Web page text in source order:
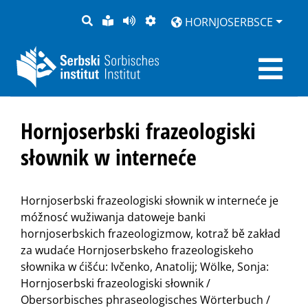
PYTANJE
LOCHKA
RĚČ
STRONU
PŘEDČITAĆ
ZWOBRAZNJENJE
HORNJOSERBSCE
Hornjoserbski frazeologiski
słownik w interneće
Hornjoserbski frazeologiski słownik w interneće je
móžnosć wužiwanja datoweje banki
hornjoserbskich frazeologizmow, kotraž bě zakład
za wudaće Hornjoserbskeho frazeologiskeho
słownika w ćišću: Ivčenko, Anatolij; Wölke, Sonja:
Hornjoserbski frazeologiski słownik /
Obersorbisches phraseologisches Wörterbuch /